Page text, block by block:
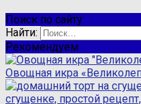
Поиск по сайту
Найти:
Рекомендуем
Овощная икра